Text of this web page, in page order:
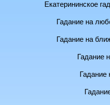
Екатерининское
Гадание на
Гадание на
Гадание
Гадание